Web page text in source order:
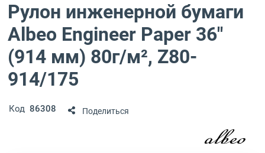
Рулон инженерной бумаги
Albeo Engineer Paper 36"
(914 мм) 80г/м², Z80-
914/175
Код 86308 Поделиться